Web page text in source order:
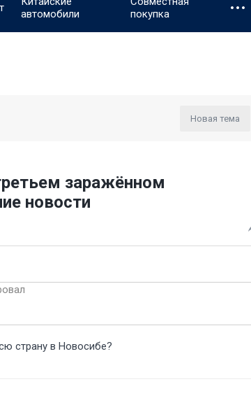
автомобили
покупка
Новая тема
заражённом
новости
страну в Новосибе